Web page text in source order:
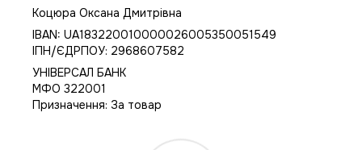
Коцюра Оксана Дмитрівна
IBAN: UA183220010000026005350051549
IПН/ЄДРПОУ: 2968607582
УНІВЕРСАЛ БАНК
МФО 322001
Призначення: За товар